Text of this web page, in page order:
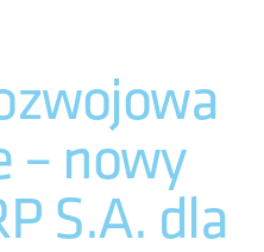
– nowy
S.A. dla